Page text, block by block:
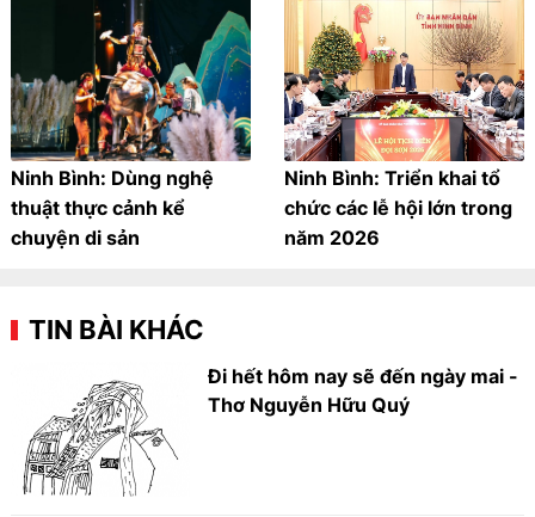
Ninh Bình: Dùng nghệ
thuật thực cảnh kể
chuyện di sản
Ninh Bình: Triển khai tổ
chức các lễ hội lớn trong
năm 2026
TIN BÀI KHÁC
Đi hết hôm nay sẽ đến ngày mai -
Thơ Nguyễn Hữu Quý